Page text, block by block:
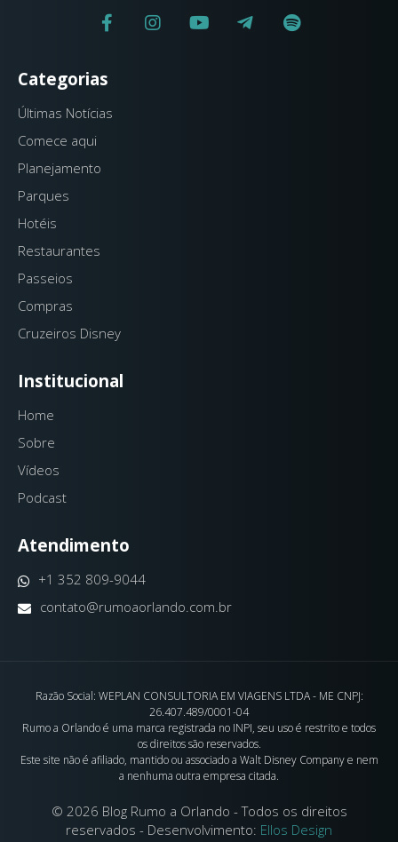
Categorias
Últimas Notícias
Comece aqui
Planejamento
Parques
Hotéis
Restaurantes
Passeios
Compras
Cruzeiros Disney
Institucional
Home
Sobre
Vídeos
Podcast
Atendimento
+1 352 809-9044
contato@rumoaorlando.com.br
Razão Social: WEPLAN CONSULTORIA EM VIAGENS LTDA - ME CNPJ:
26.407.489/0001-04
Rumo a Orlando é uma marca registrada no INPI, seu uso é restrito e todos
os direitos são reservados.
Este site não é afiliado, mantido ou associado a Walt Disney Company e nem
a nenhuma outra empresa citada.
© 2026 Blog Rumo a Orlando - Todos os direitos
reservados - Desenvolvimento: Ellos Design